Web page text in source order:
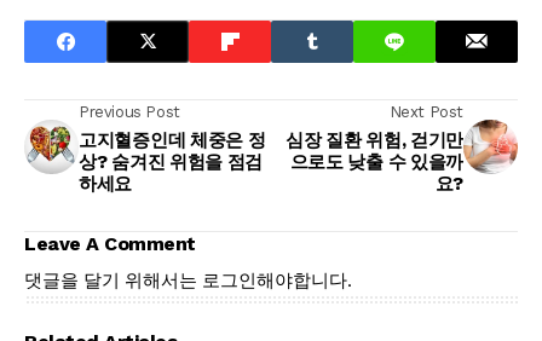
Previous Post
고지혈증인데 체중은 정
상? 숨겨진 위험을 점검
하세요
Next Post
심장 질환 위험, 걷기만
으로도 낮출 수 있을까
요?
Leave A Comment
댓글을 달기 위해서는 로그인해야합니다.